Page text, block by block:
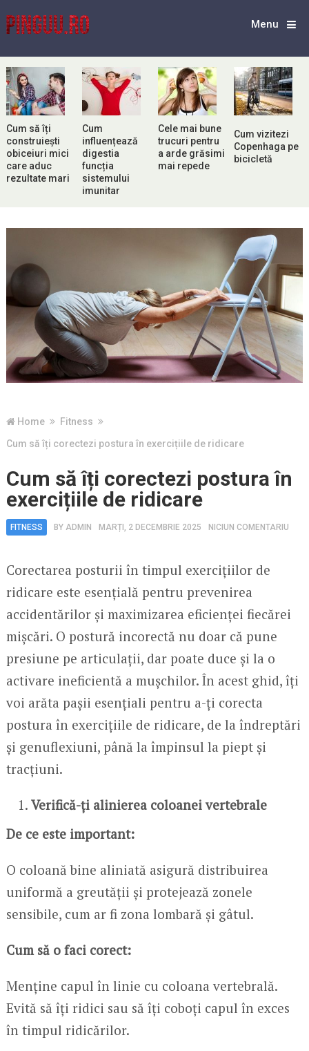
Menu
Cum să îți
construiești
obiceiuri mici
care aduc
rezultate mari
Cum
influențează
digestia
funcția
sistemului
imunitar
Cele mai bune
trucuri pentru
a arde grăsimi
mai repede
Cum vizitezi
Copenhaga pe
bicicletă
Home
Fitness
Cum să îți corectezi postura în exercițiile de ridicare
Cum să îți corectezi postura în
exercițiile de ridicare
FITNESS BY ADMIN MARȚI, 2 DECEMBRIE 2025 NICIUN COMENTARIU
Corectarea posturii în timpul exercițiilor de
ridicare este esențială pentru prevenirea
accidentărilor și maximizarea eficienței fiecărei
mișcări. O postură incorectă nu doar că pune
presiune pe articulații, dar poate duce și la o
activare ineficientă a mușchilor. În acest ghid, îți
voi arăta pașii esențiali pentru a-ți corecta
postura în exercițiile de ridicare, de la îndreptări
și genuflexiuni, până la împinsul la piept și
tracțiuni.
Verifică-ți alinierea coloanei vertebrale
De ce este important:
O coloană bine aliniată asigură distribuirea
uniformă a greutății și protejează zonele
sensibile, cum ar fi zona lombară și gâtul.
Cum să o faci corect:
Menține capul în linie cu coloana vertebrală.
Evită să îți ridici sau să îți coboți capul în exces
în timpul ridicărilor.